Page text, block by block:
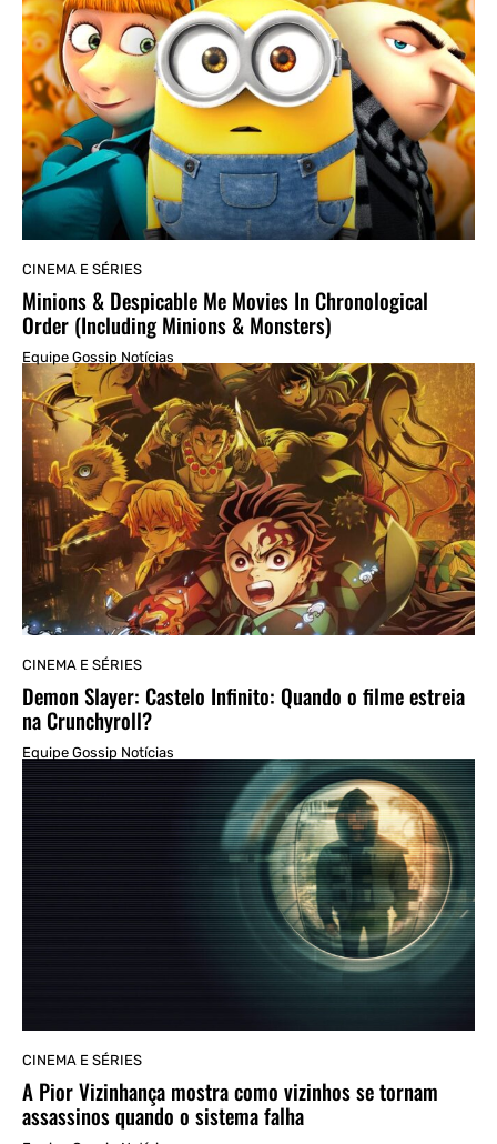
CINEMA E SÉRIES
Minions & Despicable Me Movies In Chronological
Order (Including Minions & Monsters)
Equipe Gossip Notícias
CINEMA E SÉRIES
Demon Slayer: Castelo Infinito: Quando o filme estreia
na Crunchyroll?
Equipe Gossip Notícias
CINEMA E SÉRIES
A Pior Vizinhança mostra como vizinhos se tornam
assassinos quando o sistema falha